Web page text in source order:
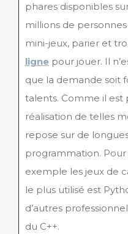
phares disponibles
millions de
mini-jeux, parier et
ligne pour jouer. Il
que la demande soit
talents. Comme il est
réalisation de telles
repose sur de
programmation.
exemple les jeux de
le plus utilisé est
d’autres
du C++.